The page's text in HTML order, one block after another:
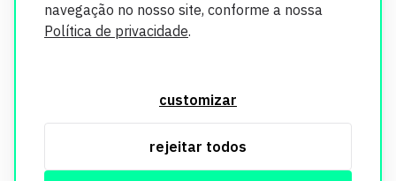
navegação no nosso site, conforme a nossa
Política de privacidade.
customizar
rejeitar todos
segurança. Todos os dados coletados em nosso site são
utilizados exclusivamente para fins de aprimoramento de
informações, consulte nossa Política de Privacidade.